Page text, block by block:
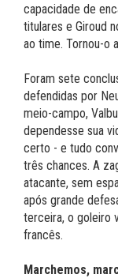
capacidade de
titulares e Giroud
ao time. Tornou-o
Foram sete
defendidas por
meio-campo,
dependesse sua
certo - e tudo
três chances. A
atacante, sem
após grande
terceira, o goleiro
francês.
Marchemos,